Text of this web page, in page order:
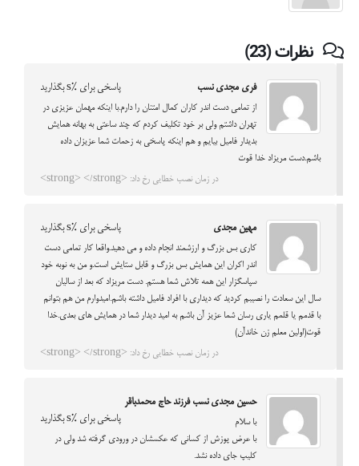
نظرات (23)
فری مجدی نسب پاسخی برای %s بگذارید
از تمامی دست اندر کاران کمال امتنان را دارم.با اینکه مهمان عزیزی در
تهران داشتم ولی بر خود تکلیف کردم که چند ساعتی به بهانه همایش
بدیدار فامیل بیایم و هم اینکه پاسخی به زحمات شما عزیزان داده
باشم.دست مریزاد خدا قوت
در زمان نصب خطایی رخ داد: <strong> </strong>
مهین مجدی پاسخی برای %s بگذارید
کاری بس بزرگ و ارزشمند انجام داده و می دهید.واقعا کار تمامی دست
اندر اکران این همایش بس بزرگ و قابل ستایش است.و من به نوبه خود
سپاسگزار این همه تلاش شما هستم. دست مریزاد که بعد از سالیان
سال این سعادت را نصیبم کردید که دیداری با افراد فامیل داشته باشم.امیدوارم من هم بتوانم
با قدمم یا قلمم یاری رسان شما عزیز آن باشم به امید دیدار شما در همایش های بعدی.خدا
قوت(اولین معلم زن خاندآن)
در زمان نصب خطایی رخ داد: <strong> </strong>
حسین مجدی نسب فرزند حاج محمدباقر
پاسخی برای %s بگذارید
با سلام
با عرض پوزش از کسانی که عکسشان در ورودی گرفته شد ولی در
کلیپ جای داده نشد.